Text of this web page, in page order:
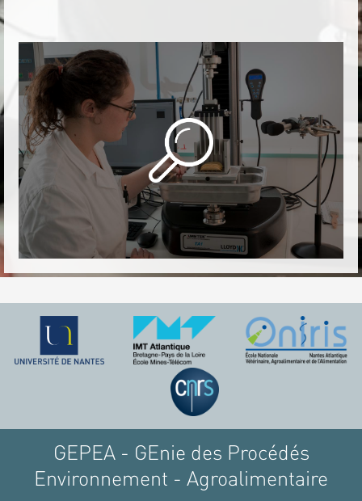
GEPEA - GEnie des Procédés
Environnement - Agroalimentaire